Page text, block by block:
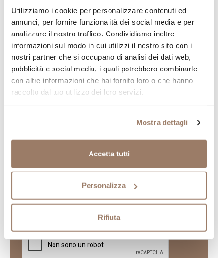
Utilizziamo i cookie per personalizzare contenuti ed
annunci, per fornire funzionalità dei social media e per
analizzare il nostro traffico. Condividiamo inoltre
informazioni sul modo in cui utilizzi il nostro sito con i
nostri partner che si occupano di analisi dei dati web,
pubblicità e social media, i quali potrebbero combinarle
con altre informazioni che hai fornito loro o che hanno
raccolto dal tuo utilizzo dei loro servizi.
Mostra dettagli
Accetta tutti
Personalizza
Rifiuta
Continua la tua spesa valtellinese
Aggiungi al tuo carrello altri prodotti tipici della provincia
di Sondrio
7,50€
Ricevi buone notizie
Iscriviti alla newsletter, ti invieremo promozioni